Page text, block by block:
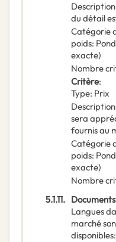
Description
du détail
Catégorie
poids:
exacte)
Nombre
Critère:
Type: Prix
Description
sera
fournis au
Catégorie
poids:
exacte)
Nombre
5.1.11.
Langues
marché
disponibles: